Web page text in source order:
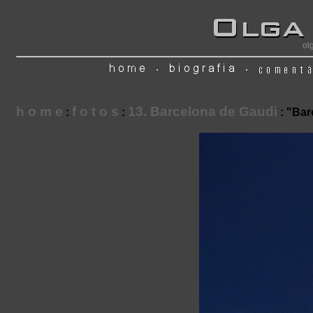
h o m e : f o t o s : 13. Barcelona de Gaudi :